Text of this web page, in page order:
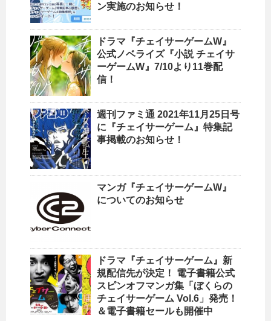
ン実施のお知らせ！
ドラマ『チェイサーゲームW』
公式ノベライズ『小説 チェイサ
ーゲームW』7/10より11巻配
信！
週刊ファミ通 2021年11月25日号
に『チェイサーゲーム』特集記
事掲載のお知らせ！
マンガ『チェイサーゲームW』
についてのお知らせ
ドラマ『チェイサーゲーム』新
規配信先が決定！ 電子書籍公式
スピンオフマンガ集「ぼくらの
チェイサーゲーム Vol.6」発売！
＆電子書籍セールも開催中